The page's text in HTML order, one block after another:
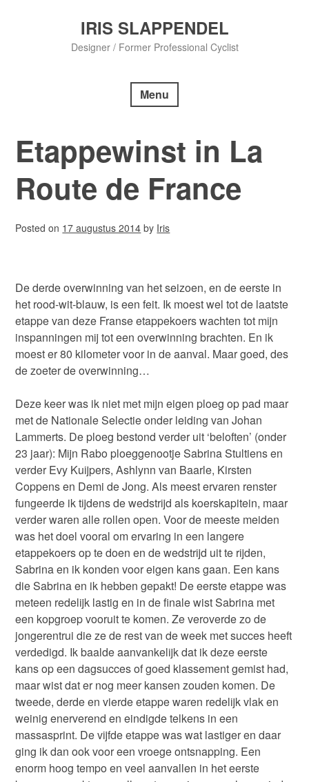
IRIS SLAPPENDEL
Designer / Former Professional Cyclist
Menu
Etappewinst in La
Route de France
Posted on 17 augustus 2014 by Iris
De derde overwinning van het seizoen, en de eerste in
het rood-wit-blauw, is een feit. Ik moest wel tot de laatste
etappe van deze Franse etappekoers wachten tot mijn
inspanningen mij tot een overwinning brachten. En ik
moest er 80 kilometer voor in de aanval. Maar goed, des
de zoeter de overwinning…
Deze keer was ik niet met mijn eigen ploeg op pad maar
met de Nationale Selectie onder leiding van Johan
Lammerts. De ploeg bestond verder uit ‘beloften’ (onder
23 jaar): Mijn Rabo ploeggenootje Sabrina Stultiens en
verder Evy Kuijpers, Ashlynn van Baarle, Kirsten
Coppens en Demi de Jong. Als meest ervaren renster
fungeerde ik tijdens de wedstrijd als koerskapitein, maar
verder waren alle rollen open. Voor de meeste meiden
was het doel vooral om ervaring in een langere
etappekoers op te doen en de wedstrijd uit te rijden,
Sabrina en ik konden voor eigen kans gaan. Een kans
die Sabrina en ik hebben gepakt! De eerste etappe was
meteen redelijk lastig en in de finale wist Sabrina met
een kopgroep vooruit te komen. Ze veroverde zo de
jongerentrui die ze de rest van de week met succes heeft
verdedigd. Ik baalde aanvankelijk dat ik deze eerste
kans op een dagsucces of goed klassement gemist had,
maar wist dat er nog meer kansen zouden komen. De
tweede, derde en vierde etappe waren redelijk vlak en
weinig enerverend en eindigde telkens in een
massasprint. De vijfde etappe was wat lastiger en daar
ging ik dan ook voor een vroege ontsnapping. Een
enorm hoog tempo en veel aanvallen in het eerste